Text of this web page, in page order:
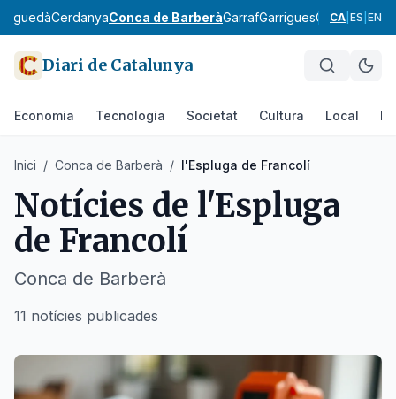
CerdanyaConca de BarberàGarrafGarriguesGarrotxa
CA ES EN
Diari de Catalunya
Economia Tecnologia Societat Cultura Local
Inici / Conca de Barberà / l'Espluga de Francolí
Notícies de l'Espluga
de Francolí
Conca de Barberà
11 notícies publicades